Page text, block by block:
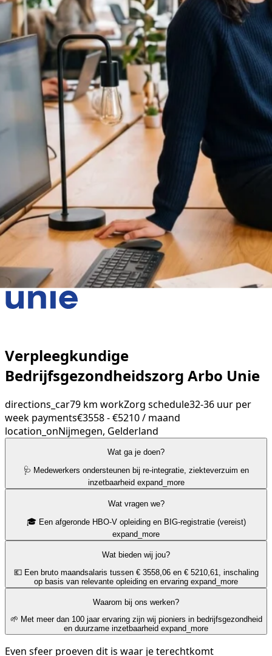
Verpleegkundige
Bedrijfsgezondheidszorg Arbo Unie
directions_car79 km workZorg schedule32-36 uur per
week payments€3558 - €5210 / maand
location_onNijmegen, Gelderland
Wat ga je doen?
🩺 Medewerkers ondersteunen bij re-integratie, ziekteverzuim en
inzetbaarheid expand_more
Wat vragen we?
🎓 Een afgeronde HBO-V opleiding en BIG-registratie (vereist)
expand_more
Wat bieden wij jou?
💶 Een bruto maandsalaris tussen € 3558,06 en € 5210,61, inschaling
op basis van relevante opleiding en ervaring expand_more
Waarom bij ons werken?
🌱 Met meer dan 100 jaar ervaring zijn wij pioniers in bedrijfsgezondheid
en duurzame inzetbaarheid expand_more
Even sfeer proeven dit is waar je terechtkomt